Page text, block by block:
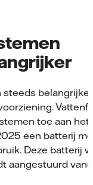
toe aan het
een batterij
Deze batterij
aangestuurd